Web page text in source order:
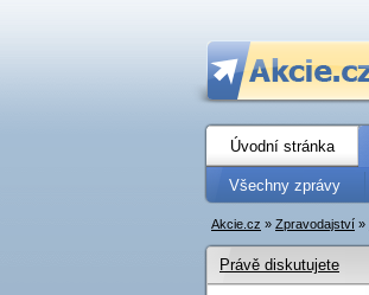
Úvodní stránka
Všechny zprávy
Akcie.cz » Zpravodajství »
Právě diskutujete